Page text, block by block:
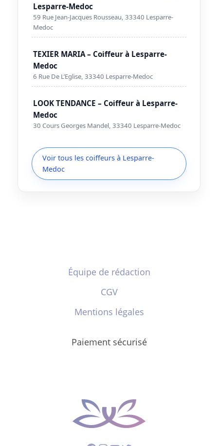
Lesparre-Medoc
59 Rue Jean-Jacques Rousseau, 33340 Lesparre-
Medoc
TEXIER MARIA – Coiffeur à Lesparre-
Medoc
6 Rue De L’Eglise, 33340 Lesparre-Medoc
LOOK TENDANCE – Coiffeur à Lesparre-
Medoc
30 Cours Georges Mandel, 33340 Lesparre-Medoc
Voir tous les coiffeurs à Lesparre-
Medoc
Équipe de rédaction
CGV
Mentions légales
Paiement sécurisé